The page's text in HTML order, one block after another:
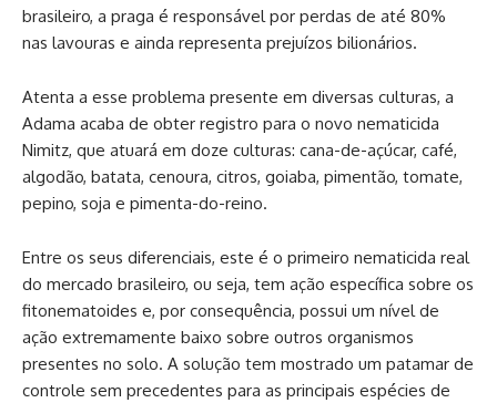
brasileiro, a praga é responsável por perdas de até 80%
nas lavouras e ainda representa prejuízos bilionários.
Atenta a esse problema presente em diversas culturas, a
Adama acaba de obter registro para o novo nematicida
Nimitz, que atuará em doze culturas: cana-de-açúcar, café,
algodão, batata, cenoura, citros, goiaba, pimentão, tomate,
pepino, soja e pimenta-do-reino.
Entre os seus diferenciais, este é o primeiro nematicida real
do mercado brasileiro, ou seja, tem ação específica sobre os
fitonematoides e, por consequência, possui um nível de
ação extremamente baixo sobre outros organismos
presentes no solo. A solução tem mostrado um patamar de
controle sem precedentes para as principais espécies de